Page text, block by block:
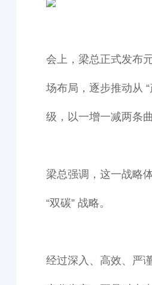
会上，梁总正式发布
场布局，逐步推动从
级，以一增一减两条
梁总强调，这一战略
“双碳” 战略。
经过深入、高效、严